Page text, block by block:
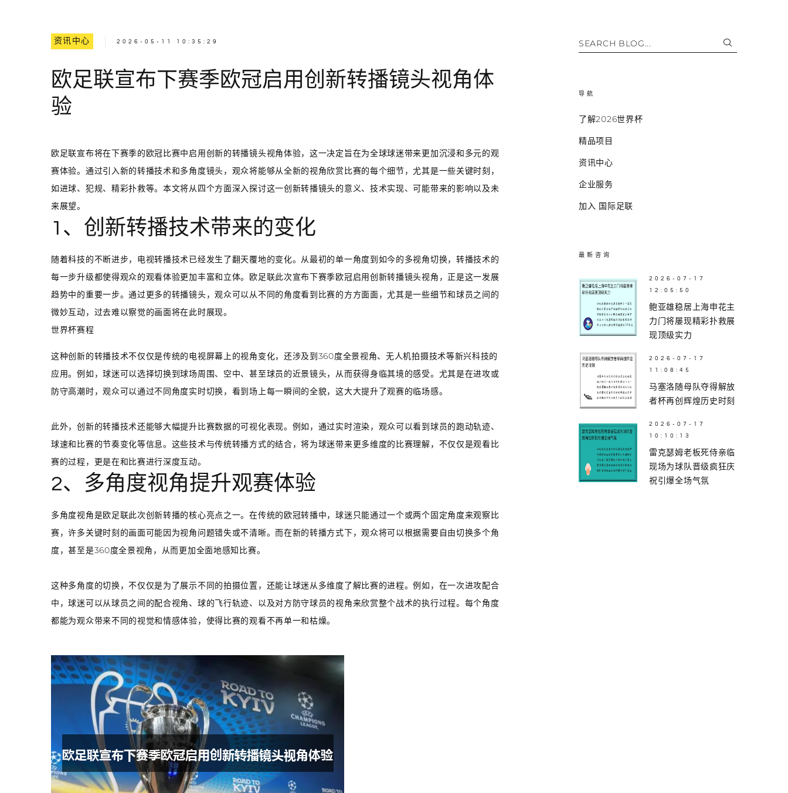
资讯中心 2026-05-11 10:35:29
欧足联宣布下赛季欧冠启用创新转播镜头视角体
验
欧足联宣布将在下赛季的欧冠比赛中启用创新的转播镜头视角体验，这一决定旨在为全球球迷带来更加沉浸和多元的观
赛体验。通过引入新的转播技术和多角度镜头，观众将能够从全新的视角欣赏比赛的每个细节，尤其是一些关键时刻，
如进球、犯规、精彩扑救等。本文将从四个方面深入探讨这一创新转播镜头的意义、技术实现、可能带来的影响以及未
来展望。
1、创新转播技术带来的变化
随着科技的不断进步，电视转播技术已经发生了翻天覆地的变化。从最初的单一角度到如今的多视角切换，转播技术的
每一步升级都使得观众的观看体验更加丰富和立体。欧足联此次宣布下赛季欧冠启用创新转播镜头视角，正是这一发展
趋势中的重要一步。通过更多的转播镜头，观众可以从不同的角度看到比赛的方方面面，尤其是一些细节和球员之间的
微妙互动，过去难以察觉的画面将在此时展现。
世界杯赛程
这种创新的转播技术不仅仅是传统的电视屏幕上的视角变化，还涉及到360度全景视角、无人机拍摄技术等新兴科技的
应用。例如，球迷可以选择切换到球场周围、空中、甚至球员的近景镜头，从而获得身临其境的感受。尤其是在进攻或
防守高潮时，观众可以通过不同角度实时切换，看到场上每一瞬间的全貌，这大大提升了观赛的临场感。
此外，创新的转播技术还能够大幅提升比赛数据的可视化表现。例如，通过实时渲染，观众可以看到球员的跑动轨迹、
球速和比赛的节奏变化等信息。这些技术与传统转播方式的结合，将为球迷带来更多维度的比赛理解，不仅仅是观看比
赛的过程，更是在和比赛进行深度互动。
2、多角度视角提升观赛体验
多角度视角是欧足联此次创新转播的核心亮点之一。在传统的欧冠转播中，球迷只能通过一个或两个固定角度来观察比
赛，许多关键时刻的画面可能因为视角问题错失或不清晰。而在新的转播方式下，观众将可以根据需要自由切换多个角
度，甚至是360度全景视角，从而更加全面地感知比赛。
这种多角度的切换，不仅仅是为了展示不同的拍摄位置，还能让球迷从多维度了解比赛的进程。例如，在一次进攻配合
中，球迷可以从球员之间的配合视角、球的飞行轨迹、以及对方防守球员的视角来欣赏整个战术的执行过程。每个角度
都能为观众带来不同的视觉和情感体验，使得比赛的观看不再单一和枯燥。
SEARCH BLOG...
导航
了解2026世界杯
精品项目
资讯中心
企业服务
加入 国际足联
最新咨询
2026-07-17
12:05:50
鲍亚雄稳居上海申花主
力门将屡现精彩扑救展
现顶级实力
2026-07-17
11:08:45
马塞洛随母队夺得解放
者杯再创辉煌历史时刻
2026-07-17
10:10:13
雷克瑟姆老板死侍亲临
现场为球队晋级疯狂庆
祝引爆全场气氛